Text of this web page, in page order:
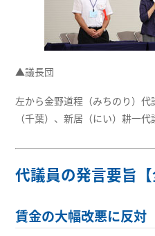
▲議長団
左から金野道程（みちのり）
（千葉）、新居（にい）耕一代
代議員の発言要旨【
賃金の大幅改悪に反